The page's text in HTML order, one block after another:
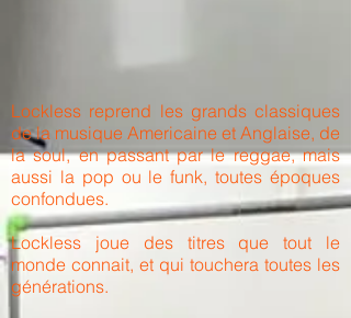
Lockless reprend les grands classiques
de la musique Americaine et Anglaise, de
la soul, en passant par le reggae, mais
aussi la pop ou le funk, toutes époques
confondues.
Lockless joue des titres que tout le
monde connait, et qui touchera toutes les
générations.